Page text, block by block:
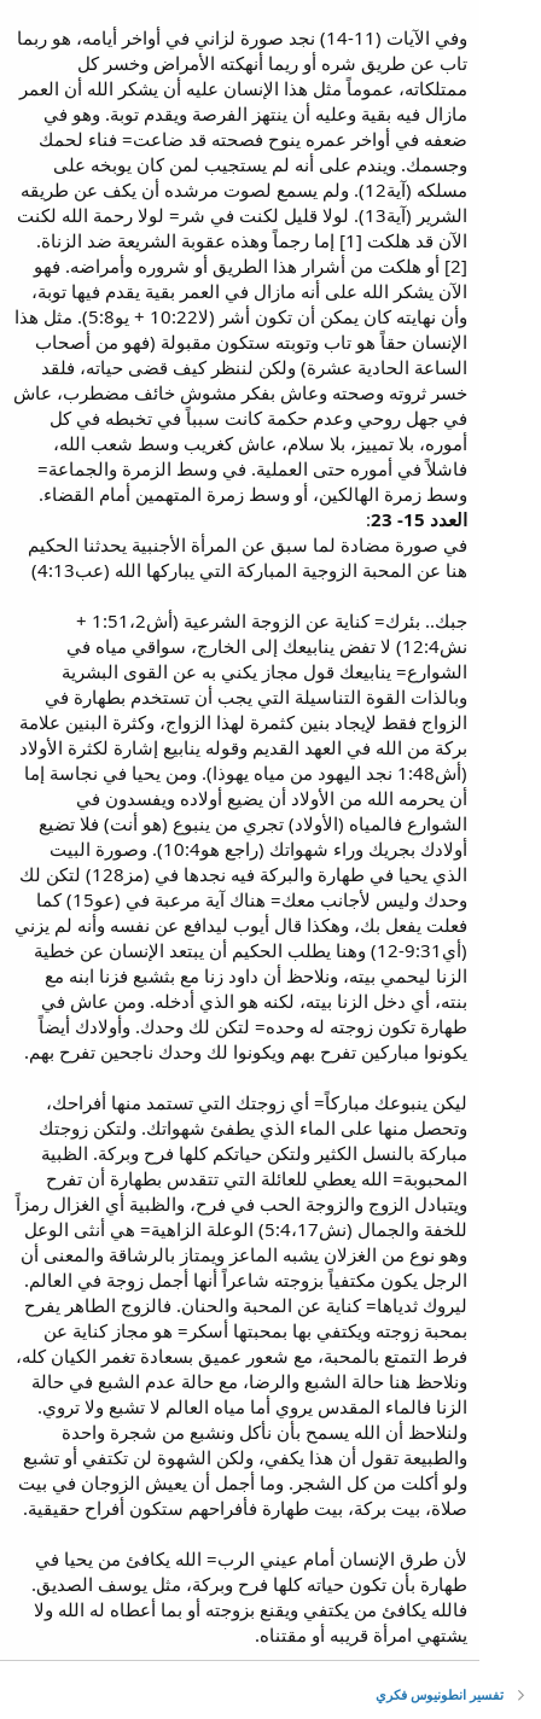
وفي الآيات (11-14) نجد صورة لزاني في أواخر أيامه، هو ربما
تاب عن طريق شره أو ريما أنهكته الأمراض وخسر كل
ممتلكاته، عموماً مثل هذا الإنسان عليه أن يشكر الله أن العمر
مازال فيه بقية وعليه أن ينتهز الفرصة ويقدم توبة. وهو في
ضعفه في أواخر عمره ينوح فصحته قد ضاعت= فناء لحمك
وجسمك. ويندم على أنه لم يستجيب لمن كان يوبخه على
مسلكه (آية12). ولم يسمع لصوت مرشده أن يكف عن طريقه
الشرير (آية13). لولا قليل لكنت في شر= لولا رحمة الله لكنت
الآن قد هلكت [1] إما رجماً وهذه عقوبة الشريعة ضد الزناة.
[2] أو هلكت من أشرار هذا الطريق أو شروره وأمراضه. فهو
الآن يشكر الله على أنه مازال في العمر بقية يقدم فيها توبة،
وأن نهايته كان يمكن أن تكون أشر (لا10:22 + يو5:8). مثل هذا
الإنسان حقاً هو تاب وتوبته ستكون مقبولة (فهو من أصحاب
الساعة الحادية عشرة) ولكن لننظر كيف قضى حياته، فلقد
خسر ثروته وصحته وعاش بفكر مشوش خائف مضطرب، عاش
في جهل روحي وعدم حكمة كانت سبباً في تخبطه في كل
أموره، بلا تمييز، بلا سلام، عاش كغريب وسط شعب الله،
فاشلاً في أموره حتى العملية. في وسط الزمرة والجماعة=
وسط زمرة الهالكين، أو وسط زمرة المتهمين أمام القضاء.
العدد 15- 23
:
في صورة مضادة لما سبق عن المرأة الأجنبية يحدثنا الحكيم
هنا عن المحبة الزوجية المباركة التي يباركها الله (عب4:13)
جبك.. بئرك= كناية عن الزوجة الشرعية (أش1:51،2 +
نش12:4) لا تفض ينابيعك إلى الخارج، سواقي مياه في
الشوارع= ينابيعك قول مجاز يكني به عن القوى البشرية
وبالذات القوة التناسيلة التي يجب أن تستخدم بطهارة في
الزواج فقط لإيجاد بنين كثمرة لهذا الزواج، وكثرة البنين علامة
بركة من الله في العهد القديم وقوله ينابيع إشارة لكثرة الأولاد
(أش1:48 نجد اليهود من مياه يهوذا). ومن يحيا في نجاسة إما
أن يحرمه الله من الأولاد أن يضيع أولاده ويفسدون في
الشوارع فالمياه (الأولاد) تجري من ينبوع (هو أنت) فلا تضيع
أولادك بجريك وراء شهواتك (راجع هو10:4). وصورة البيت
الذي يحيا في طهارة والبركة فيه نجدها في (مز128) لتكن لك
وحدك وليس لأجانب معك= هناك آية مرعبة في (عو15) كما
فعلت يفعل بك، وهكذا قال أيوب ليدافع عن نفسه وأنه لم يزني
(أي9:31-12) وهنا يطلب الحكيم أن يبتعد الإنسان عن خطية
الزنا ليحمي بيته، ونلاحظ أن داود زنا مع بثشبع فزنا ابنه مع
بنته، أي دخل الزنا بيته، لكنه هو الذي أدخله. ومن عاش في
طهارة تكون زوجته له وحده= لتكن لك وحدك. وأولادك أيضاً
يكونوا مباركين تفرح بهم ويكونوا لك وحدك ناجحين تفرح بهم.
ليكن ينبوعك مباركاً= أي زوجتك التي تستمد منها أفراحك،
وتحصل منها على الماء الذي يطفئ شهواتك. ولتكن زوجتك
مباركة بالنسل الكثير ولتكن حياتكم كلها فرح وبركة. الظبية
المحبوبة= الله يعطي للعائلة التي تتقدس بطهارة أن تفرح
ويتبادل الزوج والزوجة الحب في فرح، والظبية أي الغزال رمزاً
للخفة والجمال (نش5:4،17) الوعلة الزاهية= هي أنثى الوعل
وهو نوع من الغزلان يشبه الماعز ويمتاز بالرشاقة والمعنى أن
الرجل يكون مكتفياً بزوجته شاعراً أنها أجمل زوجة في العالم.
ليروك ثدياها= كناية عن المحبة والحنان. فالزوج الطاهر يفرح
بمحبة زوجته ويكتفي بها بمحبتها أسكر= هو مجاز كناية عن
فرط التمتع بالمحبة، مع شعور عميق بسعادة تغمر الكيان كله،
ونلاحظ هنا حالة الشبع والرضا، مع حالة عدم الشبع في حالة
الزنا فالماء المقدس يروي أما مياه العالم لا تشبع ولا تروي.
ولنلاحظ أن الله يسمح بأن نأكل ونشبع من شجرة واحدة
والطبيعة تقول أن هذا يكفي، ولكن الشهوة لن تكتفي أو تشبع
ولو أكلت من كل الشجر. وما أجمل أن يعيش الزوجان في بيت
صلاة، بيت بركة، بيت طهارة فأفراحهم ستكون أفراح حقيقية.
لأن طرق الإنسان أمام عيني الرب= الله يكافئ من يحيا في
طهارة بأن تكون حياته كلها فرح وبركة، مثل يوسف الصديق.
فالله يكافئ من يكتفي ويقنع بزوجته أو بما أعطاه له الله ولا
يشتهي امرأة قريبه أو مقتناه.
تفسير انطونيوس فكري